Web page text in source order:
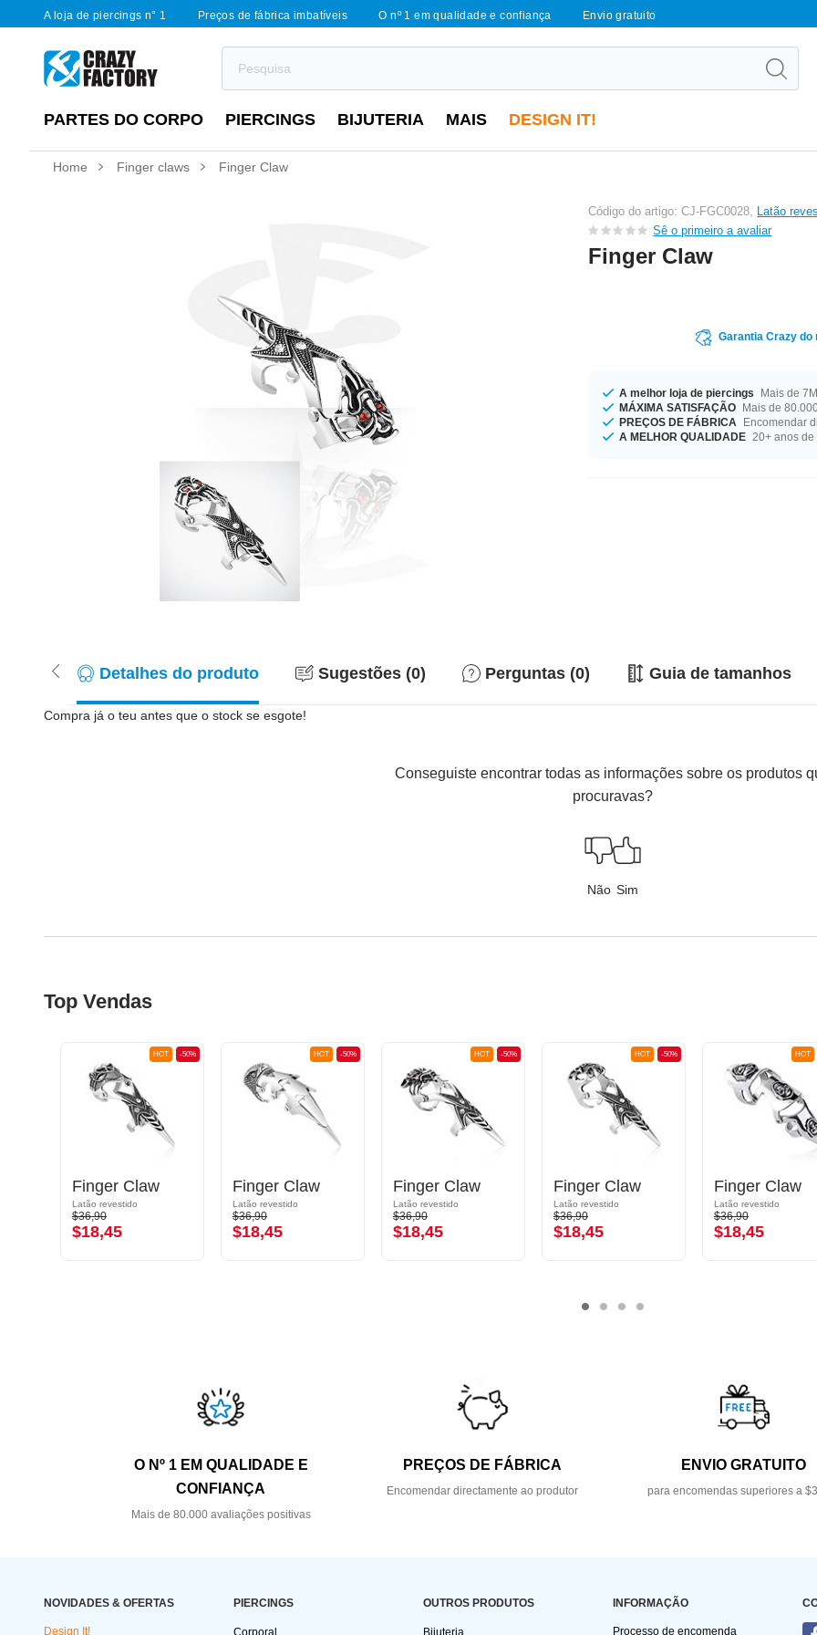
A loja de piercings n° 1 Preços de fábrica imbatíveis O nº 1 em qualidade e confiança Envio gratuito
PARTES DO CORPO PIERCINGS BIJUTERIA MAIS DESIGN IT!
Home Finger claws Finger Claw
Código do artigo: CJ-FGC0028, Latão
Sê o primeiro a avaliar
Finger Claw
Garantia Crazy do
A melhor loja de piercings
Mais de
MÁXIMA SATISFAÇÃO Mais de
PREÇOS DE FÁBRICA
Encomendar
A MELHOR QUALIDADE 20+ anos
Detalhes do produto Sugestões (0) Perguntas (0) Guia de tamanhos
Compra já o teu antes que o stock se esgote!
Conseguiste encontrar todas as informações sobre os produtos
procuravas?
Não Sim
Top Vendas
-50%
HOT
Finger Claw
Latão revestido
$36,90
$18,45
-50%
HOT
Finger Claw
Latão revestido
$36,90
$18,45
-50%
HOT
Finger Claw
Latão revestido
$36,90
$18,45
-50%
HOT
Finger Claw
Latão revestido
$36,90
$18,45
HOT
Finger Claw
Latão revestido
$36,90
$18,45
O Nº 1 EM QUALIDADE E
CONFIANÇA
Mais de 80.000 avaliações positivas
PREÇOS DE FÁBRICA
Encomendar directamente ao produtor
ENVIO GRATUITO
para encomendas superiores a
NOVIDADES & OFERTAS
Design It!
PIERCINGS
Corporal
OUTROS PRODUTOS
Bijuteria
INFORMAÇÃO
Processo de encomenda